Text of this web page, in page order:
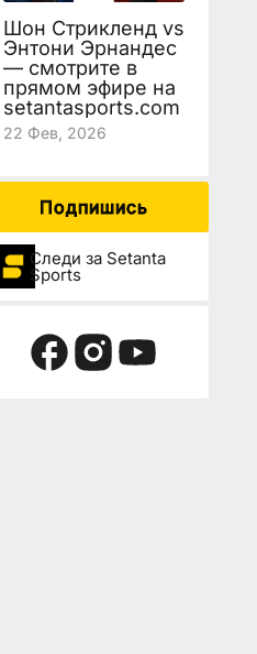
Шон Стрикленд vs
Энтони Эрнандес
— смотрите в
прямом эфире на
setantasports.com
22 Фев, 2026
Подпишись
Следи за Setanta
Sports